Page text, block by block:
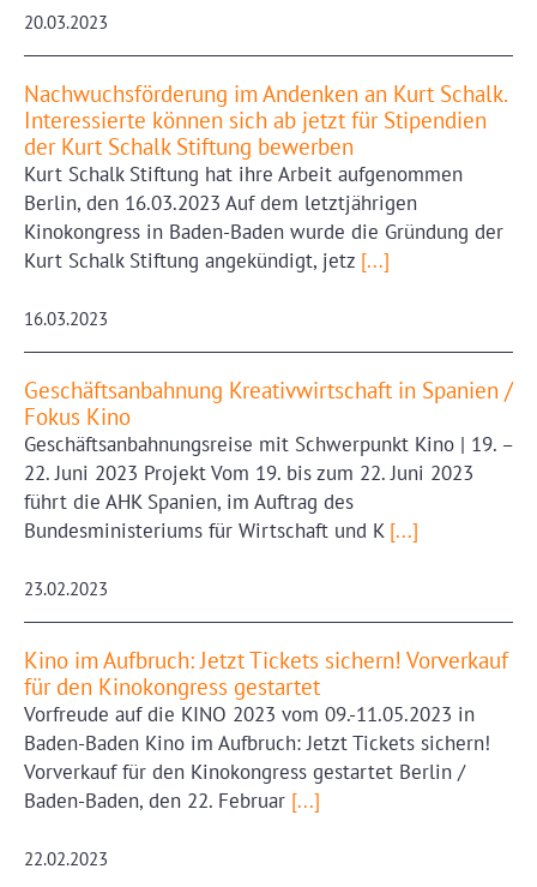
20.03.2023
Nachwuchsförderung im Andenken an Kurt Schalk.
Interessierte können sich ab jetzt für Stipendien
der Kurt Schalk Stiftung bewerben
Kurt Schalk Stiftung hat ihre Arbeit aufgenommen
Berlin, den 16.03.2023 Auf dem letztjährigen
Kinokongress in Baden-Baden wurde die Gründung der
Kurt Schalk Stiftung angekündigt, jetz[...]
16.03.2023
Geschäftsanbahnung Kreativwirtschaft in Spanien /
Fokus Kino
Geschäftsanbahnungsreise mit Schwerpunkt Kino | 19. –
22. Juni 2023 Projekt Vom 19. bis zum 22. Juni 2023
führt die AHK Spanien, im Auftrag des
Bundesministeriums für Wirtschaft und K[...]
23.02.2023
Kino im Aufbruch: Jetzt Tickets sichern! Vorverkauf
für den Kinokongress gestartet
Vorfreude auf die KINO 2023 vom 09.-11.05.2023 in
Baden-Baden Kino im Aufbruch: Jetzt Tickets sichern!
Vorverkauf für den Kinokongress gestartet Berlin /
Baden-Baden, den 22. Februar [...]
22.02.2023